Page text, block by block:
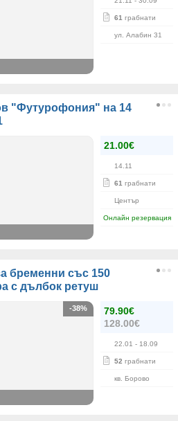
61 грабнати
ул. Алабин 31
"Футурофония" на 14
21.00€
14.11
61 грабнати
Център
Онлайн резервация
бременни със 150
с дълбок ретуш
79.90€
128.00€
22.01 - 18.09
52 грабнати
кв. Борово
-38%